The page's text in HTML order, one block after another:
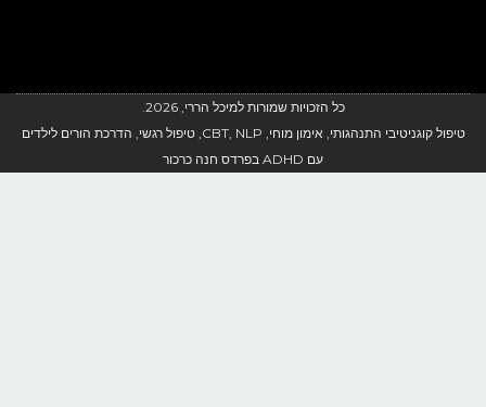
כל הזכויות שמורות למיכל הררי, 2026.
טיפול קוגניטיבי התנהגותי, אימון מוחי, CBT, NLP, טיפול רגשי, הדרכת הורים לילדים